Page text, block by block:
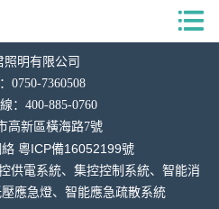
照明有限公司
0750-7360508
：400-885-0760
高新區橫海路7號
粵ICP備16052199號
供電系統、集控控制系統、智能消
應急燈、智能應急疏散系統